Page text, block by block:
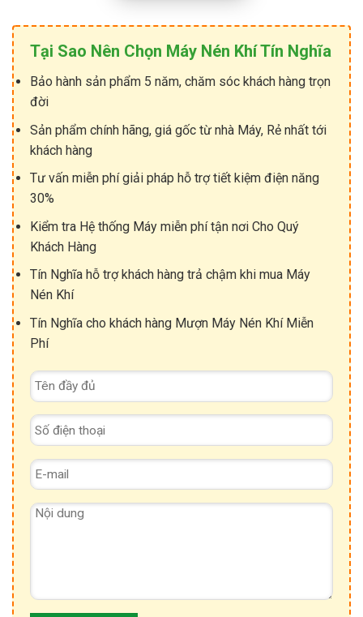
Tại Sao Nên Chọn Máy Nén Khí Tín Nghĩa
Bảo hành sản phẩm 5 năm, chăm sóc khách hàng trọn
đời
Sản phẩm chính hãng, giá gốc từ nhà Máy, Rẻ nhất tới
khách hàng
Tư vấn miễn phí giải pháp hỗ trợ tiết kiệm điện năng
30%
Kiểm tra Hệ thống Máy miễn phí tận nơi Cho Quý
Khách Hàng
Tín Nghĩa hỗ trợ khách hàng trả chậm khi mua Máy
Nén Khí
Tín Nghĩa cho khách hàng Mượn Máy Nén Khí Miễn
Phí